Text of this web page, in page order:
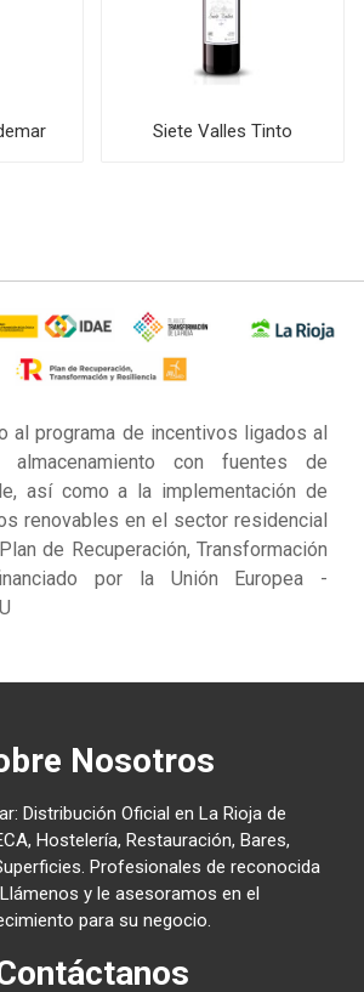
Siete Valles Tinto
al programa de incentivos ligados al
almacenamiento con fuentes de
así como a la implementación de
renovables en el sector residencial
de Recuperación, Transformación
por la Unión Europea -
Nosotros
Distribución Oficial en La Rioja de
Hostelería, Restauración, Bares,
Profesionales de reconocida
y le asesoramos en el
para su negocio.